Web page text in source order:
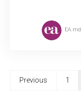
EA.md
Previous 1